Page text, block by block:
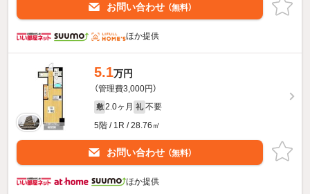
お問い合わせ （無料）
ほか提供
5.1万円
（管理費3,000円）
敷 2.0ヶ月 礼 不要
5階 / 1R / 28.76㎡
お問い合わせ （無料）
ほか提供